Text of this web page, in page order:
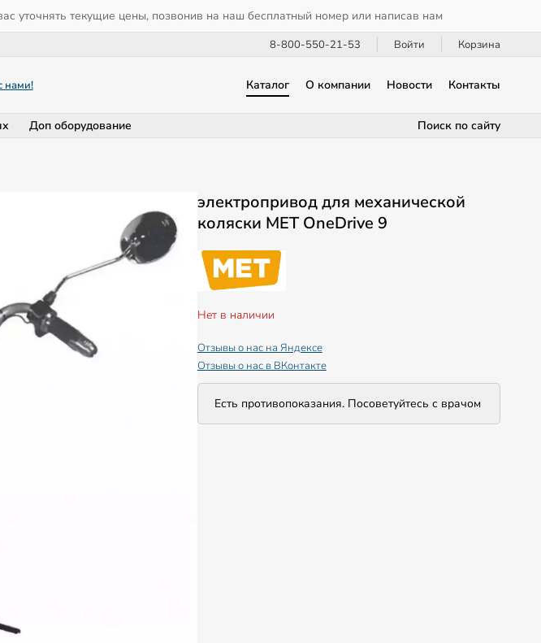
уточнять текущие цены, позвонив на наш бесплатный номер или написав нам
8-800-550-21-53 Войти Корзина
нами! Каталог О компании Новости Контакты
Доп оборудование Поиск по сайту
электропривод для механической
коляски MET OneDrive 9
Нет в наличии
Отзывы о нас на Яндексе
Отзывы о нас в ВКонтакте
Есть противопоказания. Посоветуйтесь с врачом